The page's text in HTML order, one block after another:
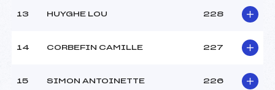
13 HUYGHE LOU 228
14 CORBEFIN CAMILLE 227
15 SIMON ANTOINETTE 226